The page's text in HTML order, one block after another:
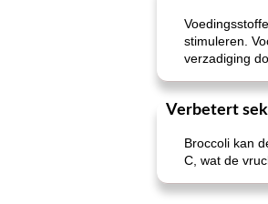
stimuleren.
verzadiging
Verbetert
Broccoli kan
C, wat de